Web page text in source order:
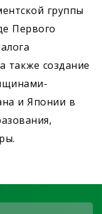
группы
Первого
также создание
и Японии в